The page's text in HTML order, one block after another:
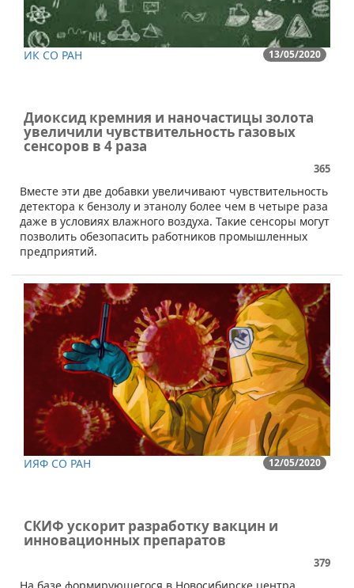
13/05/2020
ИК СО РАН
Диоксид кремния и наночастицы золота
увеличили чувствительность газовых
сенсоров в 4 раза
365
​​Вместе эти две добавки увеличивают чувствительность
детектора к бензолу и этанолу более чем в четыре раза
даже в условиях влажного воздуха. Такие сенсоры могут
позволить обезопасить работников промышленных
предприятий.
12/05/2020
ИЯФ СО РАН
СКИФ ускорит разработку вакцин и
инновационных препаратов
379